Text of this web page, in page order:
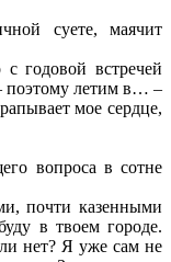
суете, маячит
годовой встречей
поэтому летим в… –
мое сердце,
вопроса в сотне
почти казенными
в твоем городе.
нет? Я уже сам не